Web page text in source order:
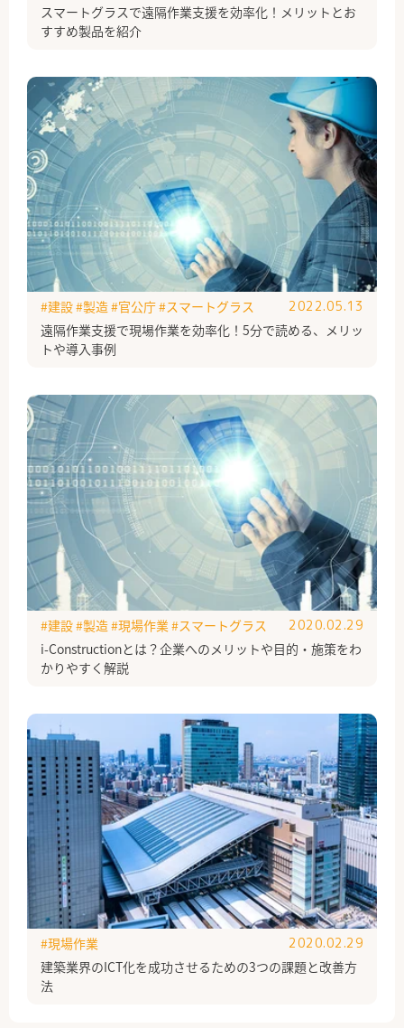
スマートグラスで遠隔作業支援を効率化！メリットとお
すすめ製品を紹介
遠隔作業支援で現場作業を効率化！5分で読める、メリッ
トや導入事例
#建設#製造#官公庁#スマートグラス 2022.05.13
i-Constructionとは？企業へのメリットや目的・施策をわ
かりやすく解説
#建設#製造#現場作業 #スマートグラス 2020.02.29
建築業界のICT化を成功させるための3つの課題と改善方
法
#現場作業 2020.02.29